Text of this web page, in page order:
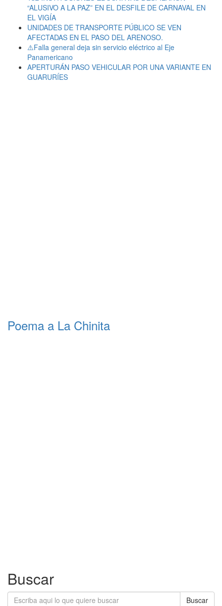
“ALUSIVO A LA PAZ” EN EL DESFILE DE CARNAVAL EN
EL VIGÍA
UNIDADES DE TRANSPORTE PÚBLICO SE VEN
AFECTADAS EN EL PASO DEL ARENOSO.
⚠️Falla general deja sin servicio eléctrico al Eje
Panamericano
APERTURÁN PASO VEHICULAR POR UNA VARIANTE EN
GUARURÍES
Poema a La Chinita
Buscar
Buscar